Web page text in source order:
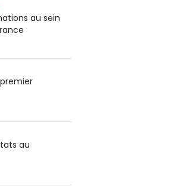
au sein
au